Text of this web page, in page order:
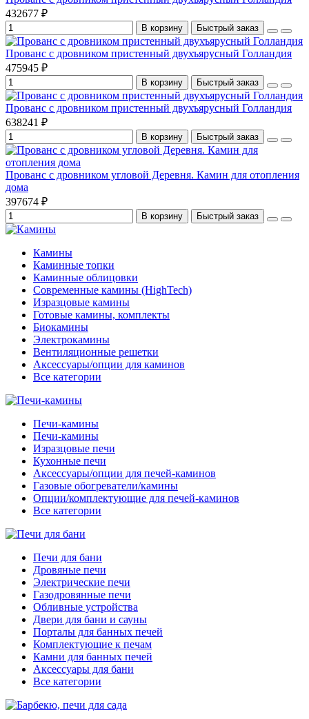
432677 ₽
В корзину Быстрый заказ
Прованс с дровником пристенный двухъярусный Голландия
475945 ₽
В корзину Быстрый заказ
Прованс с дровником пристенный двухъярусный Голландия
638241 ₽
В корзину Быстрый заказ
Прованс с дровником угловой Деревня. Камин для отопления
дома
397674 ₽
В корзину Быстрый заказ
Камины
Каминные топки
Каминные облицовки
Современные камины (HighTech)
Изразцовые камины
Готовые камины, комплекты
Биокамины
Электрокамины
Вентиляционные решетки
Аксессуары/опции для каминов
Все категории
Печи-камины
Печи-камины
Изразцовые печи
Кухонные печи
Аксессуары/опции для печей-каминов
Газовые обогреватели/камины
Опции/комплектующие для печей-каминов
Все категории
Печи для бани
Дровяные печи
Электрические печи
Газодровянные печи
Обливные устройства
Двери для бани и сауны
Порталы для банных печей
Комплектующие к печам
Камни для банных печей
Аксессуары для бани
Все категории